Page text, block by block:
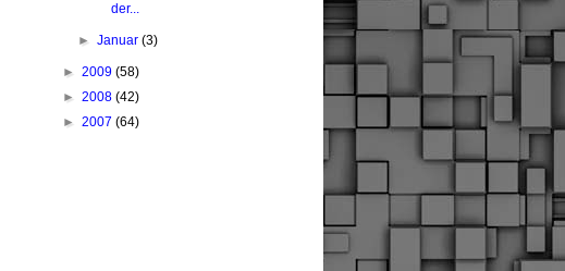
der...
►Januar(3)
► 2009 (58)
► 2008 (42)
► 2007 (64)